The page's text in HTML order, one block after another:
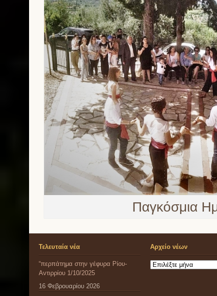
Παγκόσμια
Τελευταία νέα
“περπάτημα στην γέφυρα Ρίου-
Αντιρρίου 1/10/2025
16 Φεβρουαρίου 2026
Αρχείο νέων
Αρχείο